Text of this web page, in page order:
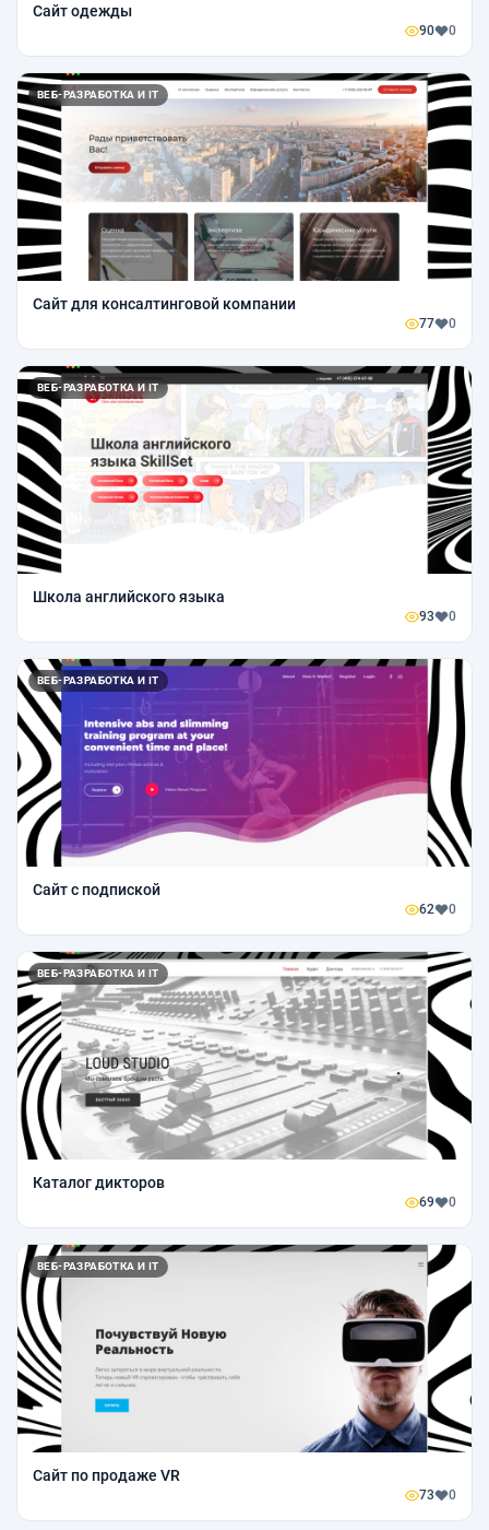
Сайт одежды
90 0
ВЕБ-РАЗРАБОТКА И IT
Сайт для консалтинговой компании
77 0
ВЕБ-РАЗРАБОТКА И IT
Школа английского языка
93 0
ВЕБ-РАЗРАБОТКА И IT
Сайт с подпиской
62 0
ВЕБ-РАЗРАБОТКА И IT
Каталог дикторов
69 0
ВЕБ-РАЗРАБОТКА И IT
Сайт по продаже VR
73 0